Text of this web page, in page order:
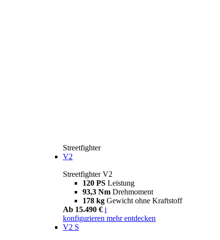
Streetfighter
V2
Streetfighter V2
120 PS Leistung
93,3 Nm Drehmoment
178 kg Gewicht ohne Kraftstoff
Ab 15.490 € i
konfigurieren mehr entdecken
V2 S